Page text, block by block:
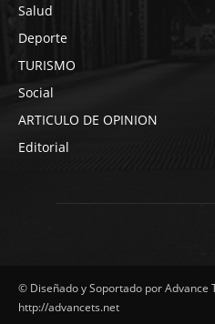
Salud
Deporte
TURISMO
Social
ARTICULO DE OPINION
Editorial
© Diseñado y Soportado por Advance
http://advancets.net